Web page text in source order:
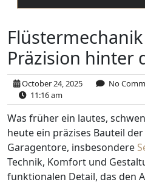
Präzision hinter
October 24, 2025 No
11:16 am
Was früher ein lautes,
heute ein präzises Bauteil
Garagentore, insbesondere
Technik, Komfort und
funktionalen Detail, das den